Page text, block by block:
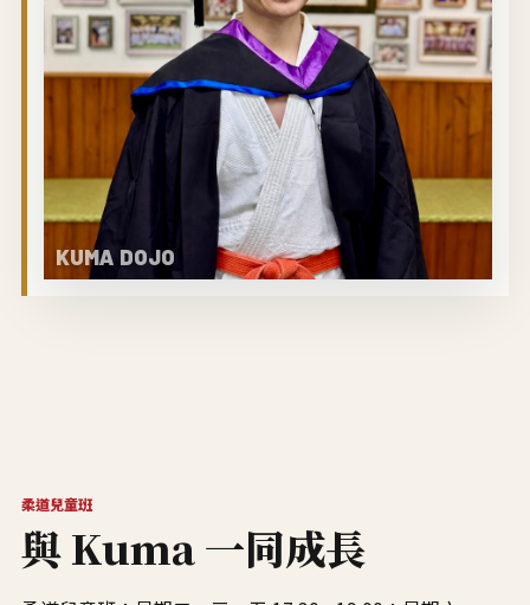
柔道兒童班
與 Kuma 一同成長